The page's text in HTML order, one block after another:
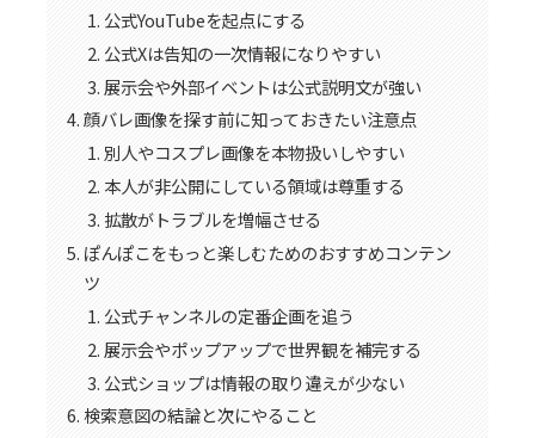
公式YouTubeを起点にする
公式Xは告知の一次情報になりやすい
展示会や外部イベントは公式説明文が強い
顔バレ画像を探す前に知っておきたい注意点
別人やコスプレ画像を本物扱いしやすい
本人が非公開にしている領域は尊重する
拡散がトラブルを増幅させる
ぽんぽこをもっと楽しむためのおすすめコンテン
ツ
公式チャンネルの定番企画を追う
展示会やポップアップで世界観を補完する
公式ショップは情報の取り違えが少ない
検索意図の結論と次にやること